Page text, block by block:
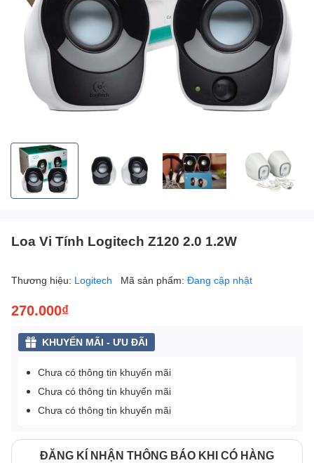
Loa Vi Tính Logitech Z120 2.0 1.2W
Thương hiệu: Logitech Mã sản phẩm: Đang cập nhật
270.000₫
KHUYẾN MÃI - ƯU ĐÃI
Chưa có thông tin khuyến mãi
Chưa có thông tin khuyến mãi
Chưa có thông tin khuyến mãi
ĐĂNG KÍ NHẬN THÔNG BÁO KHI CÓ HÀNG